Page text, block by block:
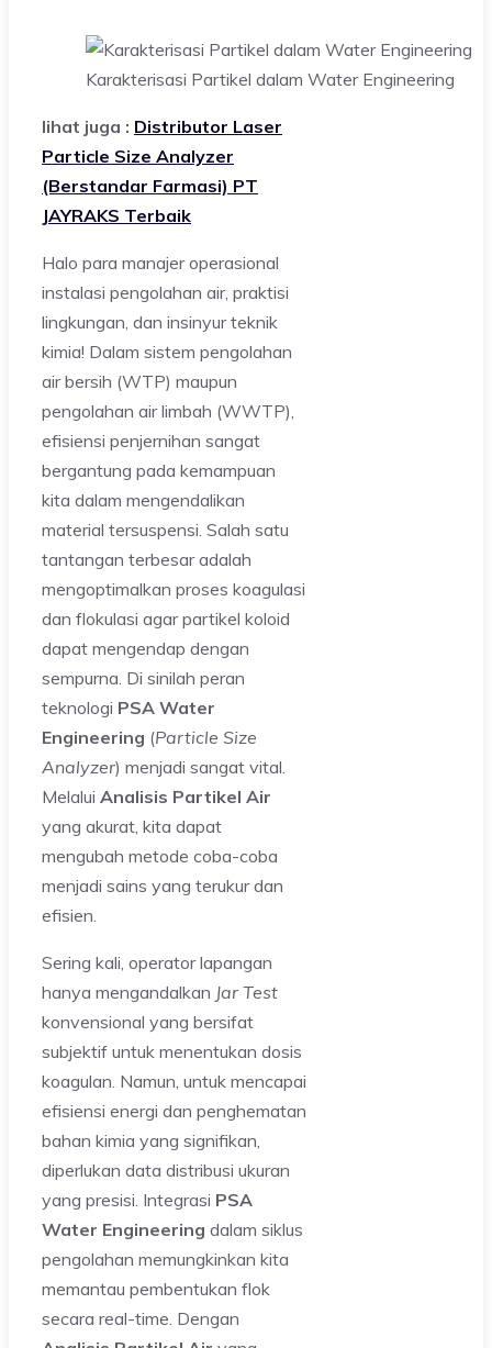
Karakterisasi Partikel dalam Water Engineering
lihat juga : Distributor Laser
Particle Size Analyzer
(Berstandar Farmasi) PT
JAYRAKS Terbaik
Halo para manajer operasional
instalasi pengolahan air, praktisi
lingkungan, dan insinyur teknik
kimia! Dalam sistem pengolahan
air bersih (WTP) maupun
pengolahan air limbah (WWTP),
efisiensi penjernihan sangat
bergantung pada kemampuan
kita dalam mengendalikan
material tersuspensi. Salah satu
tantangan terbesar adalah
mengoptimalkan proses koagulasi
dan flokulasi agar partikel koloid
dapat mengendap dengan
sempurna. Di sinilah peran
teknologi PSA Water
Engineering (Particle Size
Analyzer) menjadi sangat vital.
Melalui Analisis Partikel Air
yang akurat, kita dapat
mengubah metode coba-coba
menjadi sains yang terukur dan
efisien.
Sering kali, operator lapangan
hanya mengandalkan Jar Test
konvensional yang bersifat
subjektif untuk menentukan dosis
koagulan. Namun, untuk mencapai
efisiensi energi dan penghematan
bahan kimia yang signifikan,
diperlukan data distribusi ukuran
yang presisi. Integrasi PSA
Water Engineering dalam siklus
pengolahan memungkinkan kita
memantau pembentukan flok
secara real-time. Dengan